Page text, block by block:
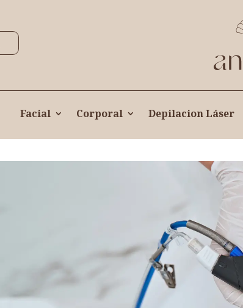
Facial Corporal Depilacion Láser